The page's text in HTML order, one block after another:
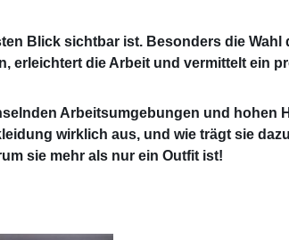
Blick sichtbar ist. Besonders die
erleichtert die Arbeit und vermittelt ein
Arbeitsumgebungen und
wirklich aus, und wie trägt sie
sie mehr als nur ein Outfit ist!